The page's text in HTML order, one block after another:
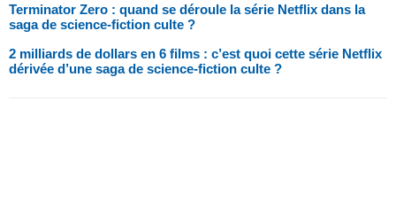
Terminator Zero : quand se déroule la série Netflix dans la
saga de science-fiction culte ?
2 milliards de dollars en 6 films : c’est quoi cette série Netflix
dérivée d’une saga de science-fiction culte ?